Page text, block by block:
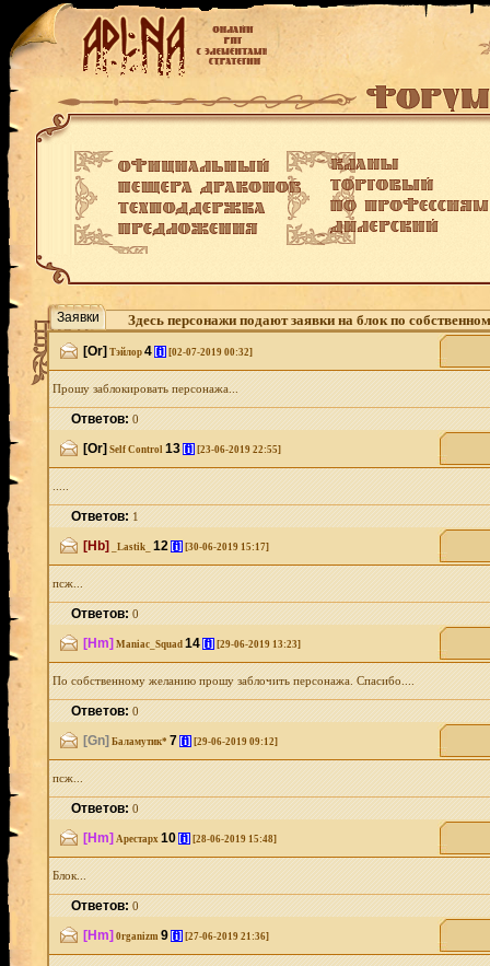
Заявки Здесь персонажи подают заявки на блок по
[Or] Тэйлор 4 [i] [02-07-2019 00:32]
Прошу заблокировать персонажа...
Ответов:0
[Or] Self Control 13 [i] [23-06-2019 22:55]
.....
Ответов:1
[Hb] _Lastik_ 12 [i] [30-06-2019 15:17]
псж...
Ответов:0
[Hm] Maniac_Squad 14 [i] [29-06-2019 13:23]
По собственному желанию прошу заблочить персонажа. Спасибо....
Ответов:0
[Gn] Баламутик* 7 [i] [29-06-2019 09:12]
псж...
Ответов:0
[Hm] Арестарх 10 [i] [28-06-2019 15:48]
Блок...
Ответов:0
[Hm] 0rganizm 9 [i] [27-06-2019 21:36]